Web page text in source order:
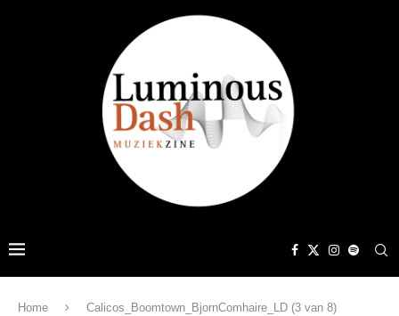
Home Calicos_Boomtown_BjornComhaire_LD (3 van 8)